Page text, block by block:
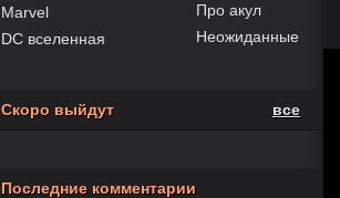
Marvel
DC вселенная
Про акул
Неожиданные
Скоро выйдут все
Последние комментарии